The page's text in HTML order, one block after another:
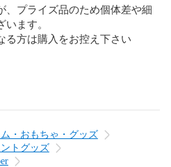
、プライズ品のため個体差や細
ます。
る方は購入をお控え下さい
・おもちゃ・グッズ
トグッズ